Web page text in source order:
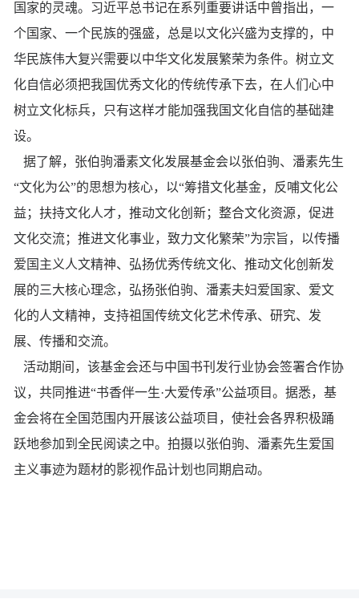
国家的灵魂。习近平总书记在系列重要讲话中曾指出，一
个国家、一个民族的强盛，总是以文化兴盛为支撑的，中
华民族伟大复兴需要以中华文化发展繁荣为条件。树立文
化自信必须把我国优秀文化的传统传承下去，在人们心中
树立文化标兵，只有这样才能加强我国文化自信的基础建
设。
据了解，张伯驹潘素文化发展基金会以张伯驹、潘素先生
“文化为公”的思想为核心，以“筹措文化基金，反哺文化公
益；扶持文化人才，推动文化创新；整合文化资源，促进
文化交流；推进文化事业，致力文化繁荣”为宗旨，以传播
爱国主义人文精神、弘扬优秀传统文化、推动文化创新发
展的三大核心理念，弘扬张伯驹、潘素夫妇爱国家、爱文
化的人文精神，支持祖国传统文化艺术传承、研究、发
展、传播和交流。
活动期间，该基金会还与中国书刊发行业协会签署合作协
议，共同推进“书香伴一生·大爱传承”公益项目。据悉，基
金会将在全国范围内开展该公益项目，使社会各界积极踊
跃地参加到全民阅读之中。拍摄以张伯驹、潘素先生爱国
主义事迹为题材的影视作品计划也同期启动。